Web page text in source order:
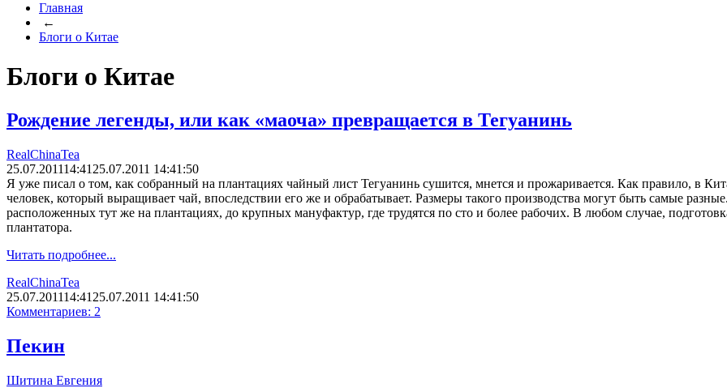
Главная
←
Блоги о Китае
Блоги о Китае
Рождение легенды, или как «маоча» превращается в Тегуанинь
RealChinaTea
25.07.201114:41 25.07.2011 14:41:50
Я уже писал о том, как собранный на плантациях чайный лист Тегуанинь сушится, мнется и прожаривается. Как правило, в
человек, который выращивает чай, впоследствии его же и обрабатывает. Размеры такого производства могут быть самые
расположенных тут же на плантациях, до крупных мануфактур, где трудятся по сто и более рабочих. В любом случае,
плантатора.
Читать подробнее...
RealChinaTea
25.07.201114:41 25.07.2011 14:41:50
Комментариев: 2
Пекин
Шитина Евгения